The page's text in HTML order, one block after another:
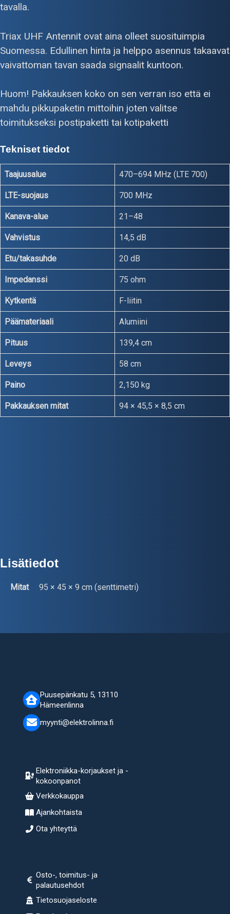
tavalla.
Triax UHF Antennit ovat aina olleet suosituimpia
Suomessa. Edullinen hinta ja helppo asennus takaavat
vaivattoman tavan saada signaalit kuntoon.
Huom! Pakkauksen koko on sen verran iso että ei
mahdu pikkupaketin mittoihin joten valitse
toimitukseksi postipaketti tai kotipaketti
Tekniset tiedot
Taajuusalue 470–694 MHz (LTE 700)
LTE-suojaus 700 MHz
Kanava-alue 21–48
Vahvistus 14,5 dB
Etu/takasuhde 20 dB
Impedanssi 75 ohm
Kytkentä F-liitin
Päämateriaali Alumiini
Pituus 139,4 cm
Leveys 58 cm
Paino 2,150 kg
Pakkauksen mitat 94 × 45,5 × 8,5 cm
Lisätiedot
Mitat 95 × 45 × 9 cm (senttimetri)
Puusepänkatu 5, 13110
Hämeenlinna
myynti@elektrolinna.fi
Elektroniikka-korjaukset ja -
kokoonpanot
Verkkokauppa
Ajankohtaista
Ota yhteyttä
Osto-, toimitus- ja
palautusehdot
Tietosuojaseloste